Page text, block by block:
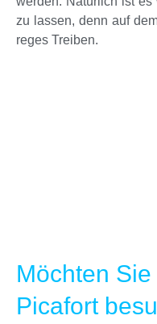
zu lassen, denn auf
reges Treiben.
Möchten
Picafort